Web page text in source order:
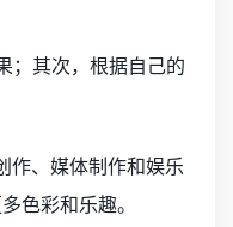
；其次，根据自己的
作、媒体制作和娱乐
色彩和乐趣。